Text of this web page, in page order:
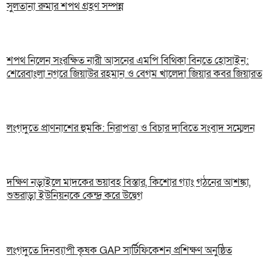
সুলতানা রুমার শপথ গ্রহণ সম্পন্ন
শপথ নিলেন সংরক্ষিত নারী আসনের এমপি বিথিকা বিনতে হোসাইন:
শেরেবাংলা নগরে জিয়াউর রহমান ও বেগম খালেদা জিয়ার কবর জিয়ারত
লংগদুতে প্রাণনাশের হুমকি: নিরাপত্তা ও বিচার দাবিতে সংবাদ সম্মেলন
দক্ষিণ নড়াইলে মাদকের ভয়াবহ বিস্তার, কিশোর গ্যাং গঠনের আশঙ্কা,
শুভরাড়া ইউনিয়নকে কেন্দ্র করে উদ্বেগ
লংগদুতে দিনব্যাপী কৃষক GAP সার্টিফিকেশন প্রশিক্ষণ অনুষ্ঠিত